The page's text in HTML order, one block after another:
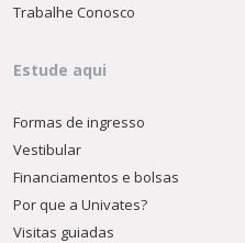
Trabalhe Conosco
Estude aqui
Formas de ingresso
Vestibular
Financiamentos e bolsas
Por que a Univates?
Visitas guiadas